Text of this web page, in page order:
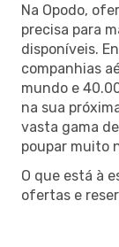
Na Opodo,
precisa para
disponíveis.
companhias
mundo e
na sua
vasta gama
poupar muito
O que está à
ofertas e